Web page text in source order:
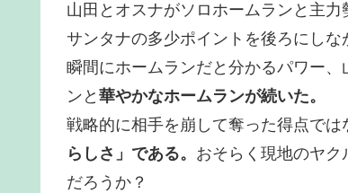
山田とオスナがソロホームランと主力
サンタナの多少ポイントを後ろにし
瞬間にホームランだと分かるパワー
ンと 華やかなホームランが続いた。
戦略的に相手を崩して奪った得点では
らしさ」である。 おそらく現地のヤ
だろうか？